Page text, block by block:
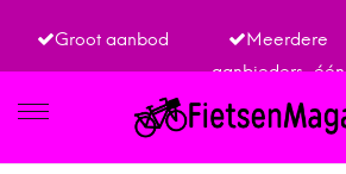
Groot aanbod
Meerdere
aanbieders, één